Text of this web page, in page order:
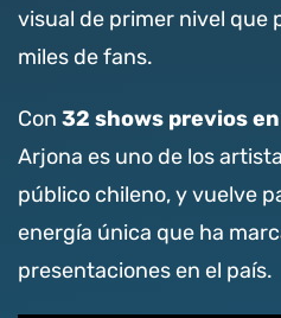
visual de primer nivel que
miles de fans.
Con32 shows previos
Arjona es uno de los
público chileno, y vuelve
energía única que ha
presentaciones en el país.